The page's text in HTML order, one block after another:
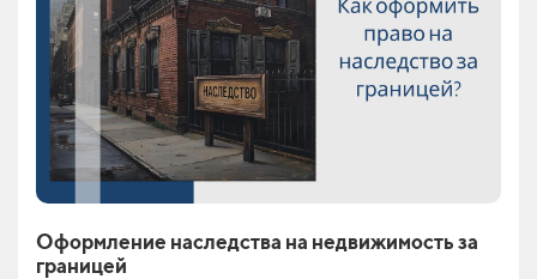
Оформление наследства на недвижимость за
границей